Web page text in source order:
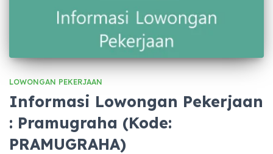
LOWONGAN PEKERJAAN
Informasi Lowongan Pekerjaan
: Pramugraha (Kode:
PRAMUGRAHA)